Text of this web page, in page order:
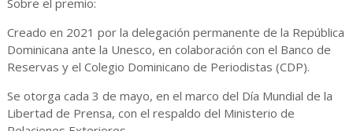
Sobre el premio:
Creado en 2021 por la delegación permanente de la República
Dominicana ante la Unesco, en colaboración con el Banco de
Reservas y el Colegio Dominicano de Periodistas (CDP).
Se otorga cada 3 de mayo, en el marco del Día Mundial de la
Libertad de Prensa, con el respaldo del Ministerio de